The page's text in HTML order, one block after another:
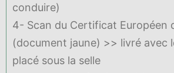
conduire)
4- Scan du Certificat Européen
(document jaune) >> livré avec
placé sous la selle